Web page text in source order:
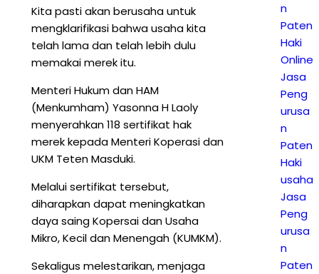
Kita pasti akan berusaha untuk
mengklarifikasi bahwa usaha kita
telah lama dan telah lebih dulu
memakai merek itu.
Menteri Hukum dan HAM
(Menkumham) Yasonna H Laoly
menyerahkan 118 sertifikat hak
merek kepada Menteri Koperasi dan
UKM Teten Masduki.
Melalui sertifikat tersebut,
diharapkan dapat meningkatkan
daya saing Kopersai dan Usaha
Mikro, Kecil dan Menengah (KUMKM).
Sekaligus melestarikan, menjaga
n
Paten
Haki
Online
Jasa
Peng
urusa
n
Paten
Haki
usaha
Jasa
Peng
urusa
n
Paten